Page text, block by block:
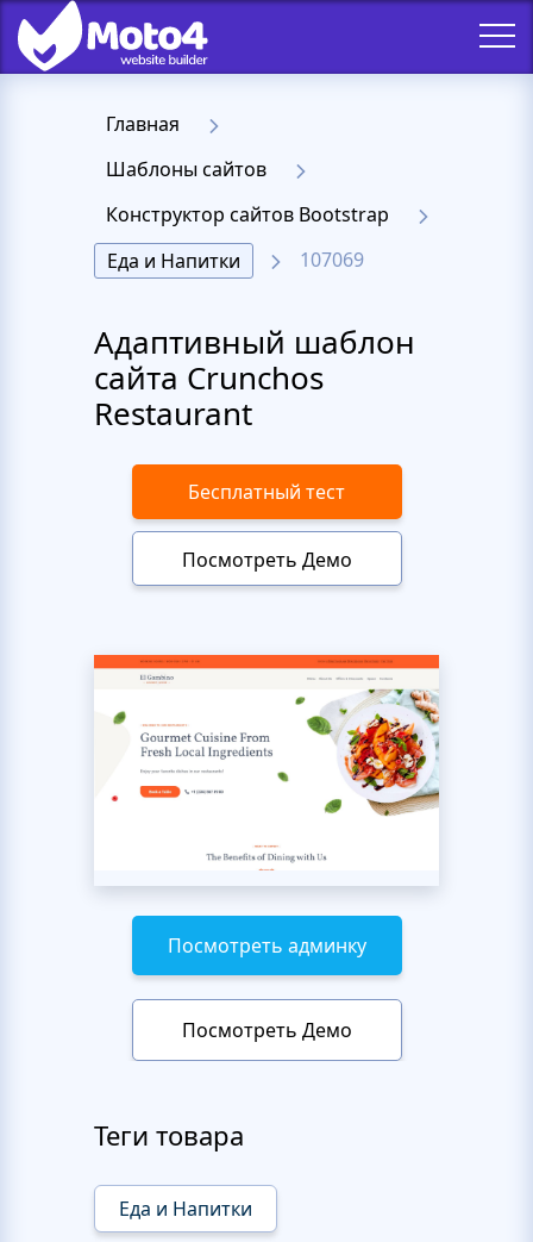
Главная
Шаблоны сайтов
Конструктор сайтов Bootstrap
Еда и Напитки
107069
Адаптивный шаблон
сайта Crunchos
Restaurant
Бесплатный тест
Посмотреть Демо
Посмотреть админку
Посмотреть Демо
Теги товара
Еда и Напитки